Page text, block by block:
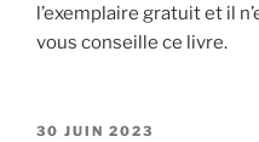
l’exemplaire gratuit et il
vous conseille ce livre.
PUBLIÉ
30 JUIN 2023